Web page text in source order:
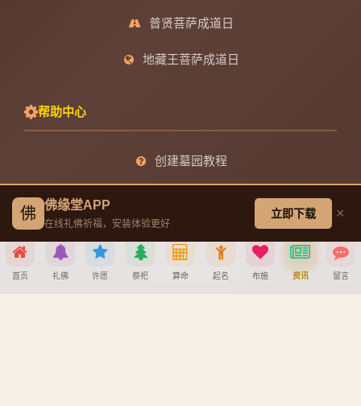
普贤菩萨成道日
地藏王菩萨成道日
帮助中心
创建墓园教程
八字算命详细教程
佛 佛缘堂APP
在线礼佛祈福，安装体验更好
立即下载 ×
首页 礼佛 许愿 祭祀 算命 起名 布施 资讯 留言